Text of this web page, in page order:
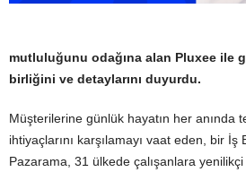
mutluluğunu odağına alan Pluxee ile
birliğini ve detaylarını duyurdu.
Müşterilerine günlük hayatın her anında
ihtiyaçlarını karşılamayı vaat eden, bir İş
Pazarama, 31 ülkede çalışanlara